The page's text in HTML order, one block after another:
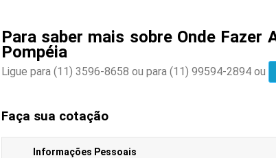
Para saber mais sobre Onde Fazer
Pompéia
Ligue para (11) 3596-8658 ou para (11) 99594-2894ou
Faça sua cotação
Informações Pessoais